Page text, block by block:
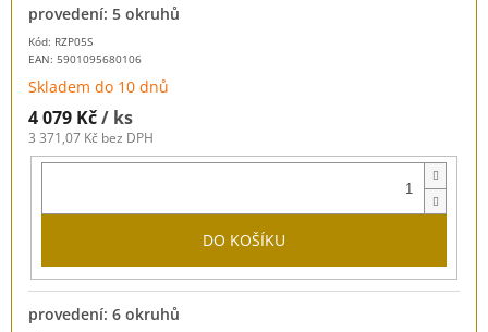
Kód: RZP05S
EAN: 5901095680106
provedení: 5 okruhů
Skladem do 10 dnů
4 079 Kč/ ks
3 371,07 Kč bez DPH
DO KOŠÍKU
provedení: 6 okruhů